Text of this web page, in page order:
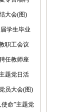
大会(图)
学生毕业
职工会议
任教师座
题党日活
员大会(图)
命”主题党